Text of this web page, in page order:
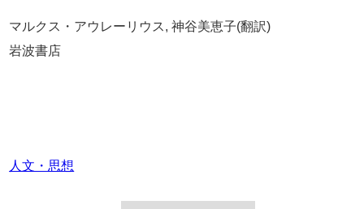
マルクス・アウレーリウス, 神谷美恵子(翻訳)
岩波書店
人文・思想